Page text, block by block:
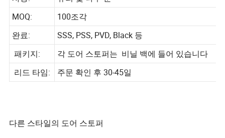
사용:
유리 및 나무 문
MOQ:
100조각
완료:
SSS, PSS, PVD, Black 등
패키지:
각 도어 스토퍼는 비닐 백에 들어 있습니다
리드 타임:
주문 확인 후 30-45일
다른 스타일의 도어 스토퍼